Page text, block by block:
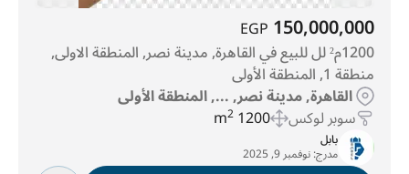
150,000,000
EGP
1200م² لل للبيع في القاهرة, مدينة نصر, المنطقة الاولى,
منطقة 1, المنطقة الأولى
القاهرة, مدينة نصر, ..., المنطقة الأولى
سوبر لوكس 1200 m
2
بابل
مدرج:نوفمبر 9, 2025